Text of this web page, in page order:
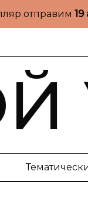
отправим 19